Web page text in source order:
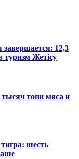
12,3
туризм Жетісу
тысяч тонн мяса и
шесть